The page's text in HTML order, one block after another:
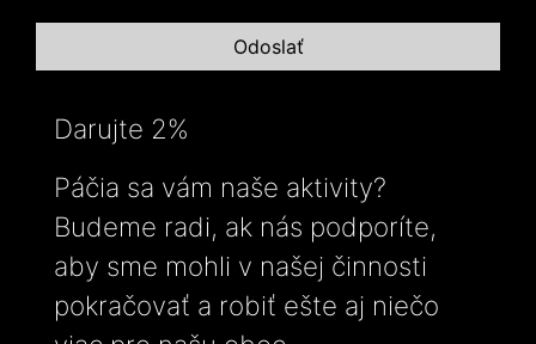
Darujte 2%
Páčia sa vám naše aktivity?
Budeme radi, ak nás podporíte,
aby sme mohli v našej činnosti
pokračovať a robiť ešte aj niečo